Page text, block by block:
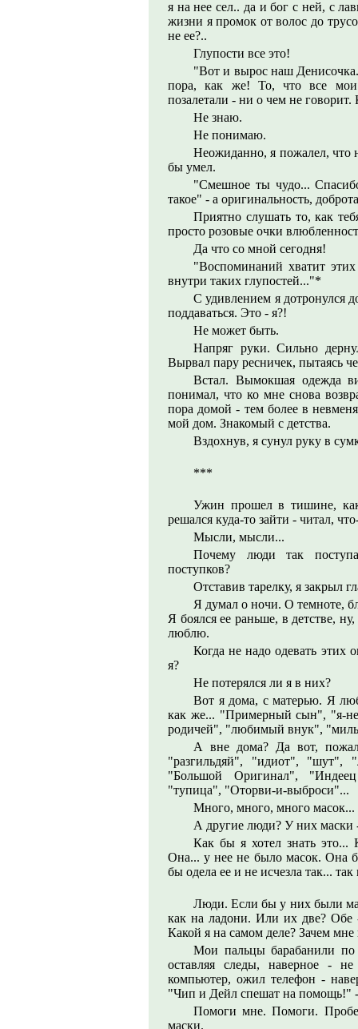
я на нее сел.. да и бог с ней, с
жизни я промок от волос до
не ее?..
Глупости все это!
"Вот и вырос наш
пора, как же! То, что все мои
позалетали - ни о чем не
Не знаю.
Не понимаю.
Неожиданно, я пожалел, что
бы умел.
"Смешное ты чудо...
такое" - а оригинальность,
Приятно слушать то, как
просто розовые очки
Да что со мной сегодня!
"Воспоминаний хватит
внутри таких глупостей..."*
С удивлением я дотронулся
поддаваться. Это - я?!
Не может быть.
Напряг руки. Сильно
Вырвал пару ресничек, пытаясь
Встал. Вымокшая одежда
понимал, что ко мне снова
пора домой - тем более в
мой дом. Знакомый с детства.
Вздохнув, я сунул руку в
***
Ужин прошел в тишине,
решался куда-то зайти - читал,
Мысли, мысли...
Почему люди так
поступков?
Отставив тарелку, я закрыл
Я думал о ночи. О темноте,
Я боялся ее раньше, в детстве,
люблю.
Когда не надо одевать этих
я?
Не потерялся ли я в них?
Вот я дома, с матерью. Я
как же... "Примерный сын", "я-
родичей", "любимый внук",
А вне дома? Да вот,
"разгильдяй", "идиот", "шут",
"Большой Оригинал",
"тупица", "Оторви-и-выброси"...
Много, много, много масок...
А другие люди? У них маски
Как бы я хотел знать
Она... у нее не было масок. Она
бы одела ее и не исчезла так...
Люди. Если бы у них были
как на ладони. Или их две? Обе
Какой я на самом деле? Зачем мне
Мои пальцы барабанили по
оставляя следы, наверное -
компьютер, ожил телефон -
"Чип и Дейл спешат на помощь!" -
Помоги мне. Помоги.
маски.